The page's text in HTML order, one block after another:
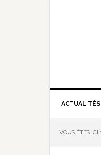
ACTUALITÉS
VOUS ÊTES ICI :